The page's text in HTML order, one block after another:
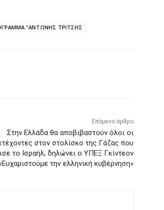
"ΑΝΤΩΝΗΣ ΤΡΙΤΣΗΣ
Επόμενο άρθρο
Στην Ελλάδα θα αποβιβαστούν όλοι οι
στον στολίσκο της Γάζας που
το Ισραήλ, δηλώνει ο ΥΠΕΞ Γκίντεον
την ελληνική κυβέρνηση»